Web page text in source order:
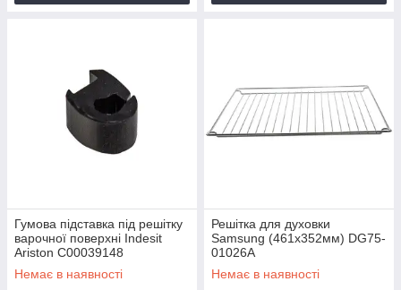
Гумова підставка під решітку
варочної поверхні Indesit
Ariston C00039148
Немає в наявності
Решітка для духовки
Samsung (461х352мм) DG75-
01026A
Немає в наявності